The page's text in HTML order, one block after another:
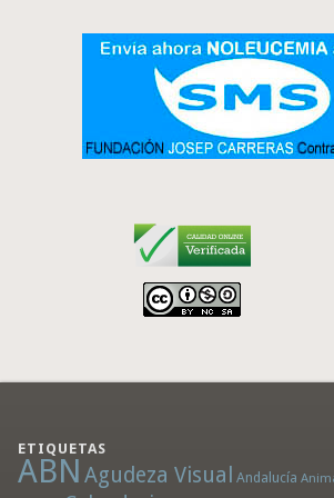
ETIQUETAS
ABN Agudeza Visual Andalucía